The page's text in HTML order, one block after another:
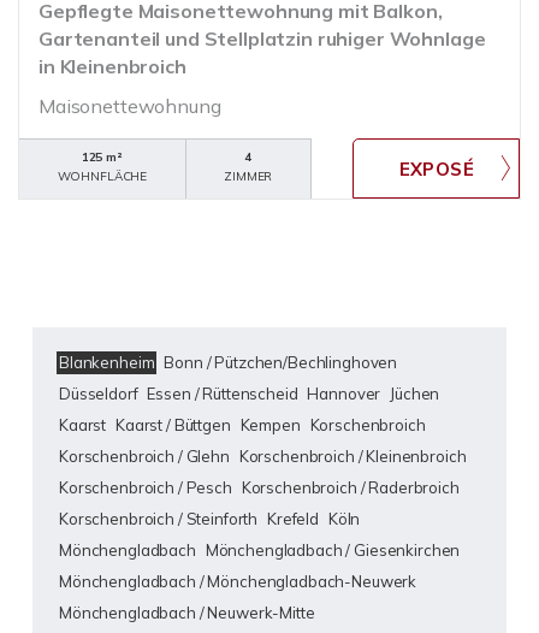
Gepflegte Maisonettewohnung mit Balkon,
Gartenanteil und Stellplatzin ruhiger Wohnlage
in Kleinenbroich
Maisonettewohnung
125 m²
WOHNFLÄCHE
4
ZIMMER
Blankenheim Bonn / Pützchen/Bechlinghoven
Düsseldorf Essen / Rüttenscheid Hannover Jüchen
Kaarst Kaarst / Büttgen Kempen Korschenbroich
Korschenbroich / Glehn Korschenbroich / Kleinenbroich
Korschenbroich / Pesch Korschenbroich / Raderbroich
Korschenbroich / Steinforth Krefeld Köln
Mönchengladbach Mönchengladbach / Giesenkirchen
Mönchengladbach / Mönchengladbach-Neuwerk
Mönchengladbach / Neuwerk-Mitte